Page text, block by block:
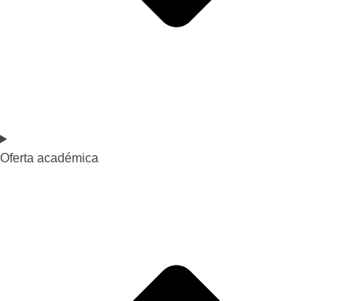
Oferta académica